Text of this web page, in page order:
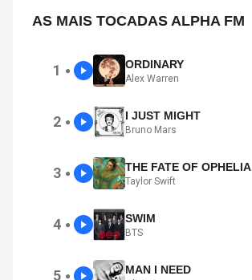
AS MAIS TOCADAS ALPHA FM
1 ● ORDINARY
Alex Warren
2 ● I JUST MIGHT
Bruno Mars
3 ● THE FATE OF OPHELIA
Taylor Swift
4 ● SWIM
BTS
5 ● MAN I NEED